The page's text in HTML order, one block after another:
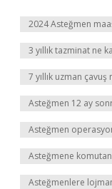
2024 Asteğmen
3 yıllık tazminat ne
7 yıllık uzman
Asteğmen 12 ay
Asteğmen
Asteğmene
Asteğmenlere